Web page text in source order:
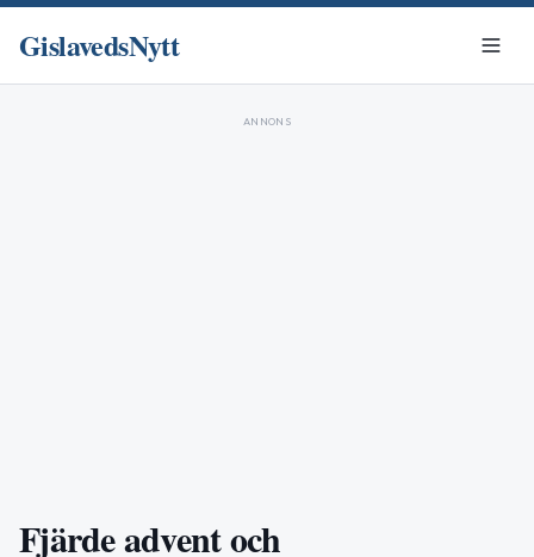
GislavedsNytt
ANNONS
Fjärde advent och